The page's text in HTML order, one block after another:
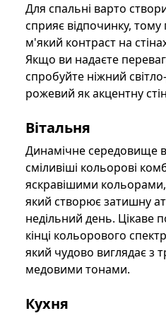
Для спальні варто
сприяє відпочинку, тому
м'який контраст на
Якщо ви надаєте
спробуйте ніжний
рожевий як акцентну
Вітальня
Динамічне середовище
сміливіші кольорові
яскравішими
який створює затишну
недільний день. Цікаве
кінці кольорового
який чудово виглядає з
медовими тонами.
Кухня